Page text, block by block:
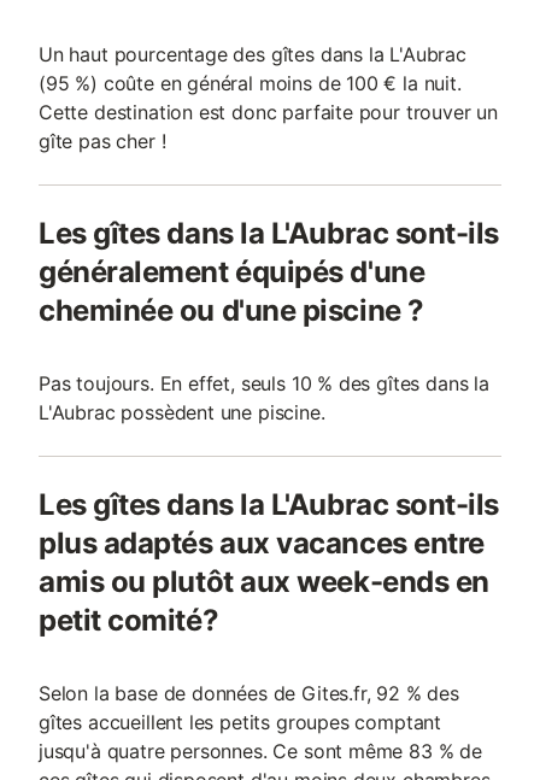
Un haut pourcentage des gîtes dans la L'Aubrac
(95 %) coûte en général moins de 100 € la nuit.
Cette destination est donc parfaite pour trouver un
gîte pas cher !
Les gîtes dans la L'Aubrac sont-ils
généralement équipés d'une
cheminée ou d'une piscine ?
Pas toujours. En effet, seuls 10 % des gîtes dans la
L'Aubrac possèdent une piscine.
Les gîtes dans la L'Aubrac sont-ils
plus adaptés aux vacances entre
amis ou plutôt aux week-ends en
petit comité?
Selon la base de données de Gites.fr, 92 % des
gîtes accueillent les petits groupes comptant
jusqu'à quatre personnes. Ce sont même 83 % de